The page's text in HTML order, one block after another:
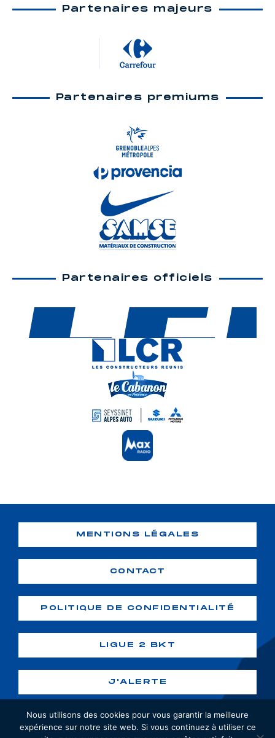
Partenaires majeurs
Partenaires premiums
Partenaires officiels
MENTIONS LÉGALES
CONTACT
POLITIQUE DE CONFIDENTIALITÉ
LIGUE 2 BKT
J'ALERTE
Nous utilisons des cookies pour vous garantir la meilleure
expérience sur notre site web. Si vous continuez à utiliser ce